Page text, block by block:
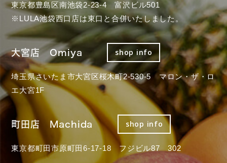
東京都豊島区南池袋2-23-4 富沢ビル501
※LULA池袋西口店は東口と合併いたしました。
大宮店 Omiya shop info
埼玉県さいたま市大宮区桜木町2-530-5 マロン・ザ・ロ
エ大宮1F
町田店 Machida shop info
東京都町田市原町田6-17-18 フジビル87 302